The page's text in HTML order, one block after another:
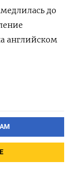
до
английском